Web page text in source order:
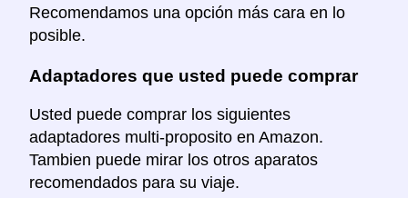
Recomendamos una opción más cara en lo
posible.
Adaptadores que usted puede comprar
Usted puede comprar los siguientes
adaptadores multi-proposito en Amazon.
Tambien puede mirar los otros aparatos
recomendados para su viaje.